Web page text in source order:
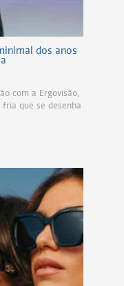
dos anos
com a Ergovisão,
fria que se desenha